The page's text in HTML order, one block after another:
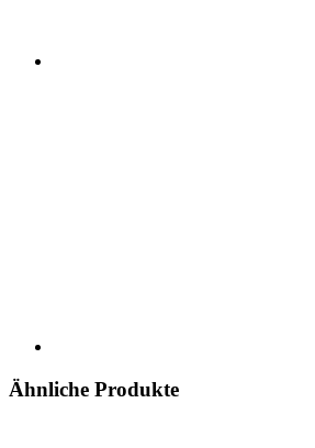
Ähnliche Produkte